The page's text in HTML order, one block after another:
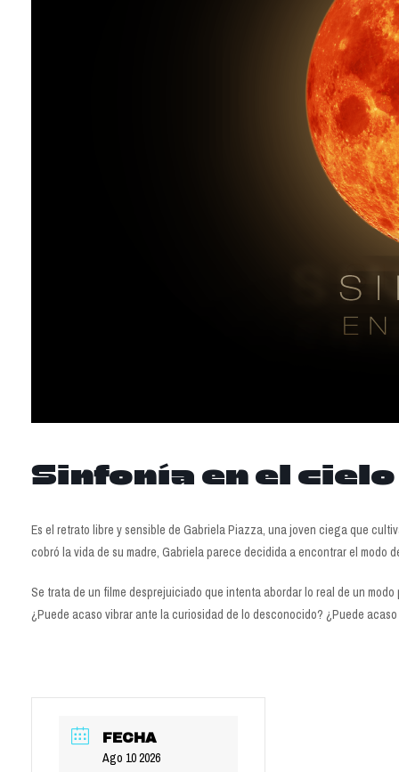
Sinfonía en el cielo
Es el retrato libre y sensible de Gabriela Piazza, una joven ciega que
cobró la vida de su madre, Gabriela parece decidida a encontrar el modo
Se trata de un filme desprejuiciado que intenta abordar lo real de un
¿Puede acaso vibrar ante la curiosidad de lo desconocido? ¿Puede
FECHA
Ago 10 2026